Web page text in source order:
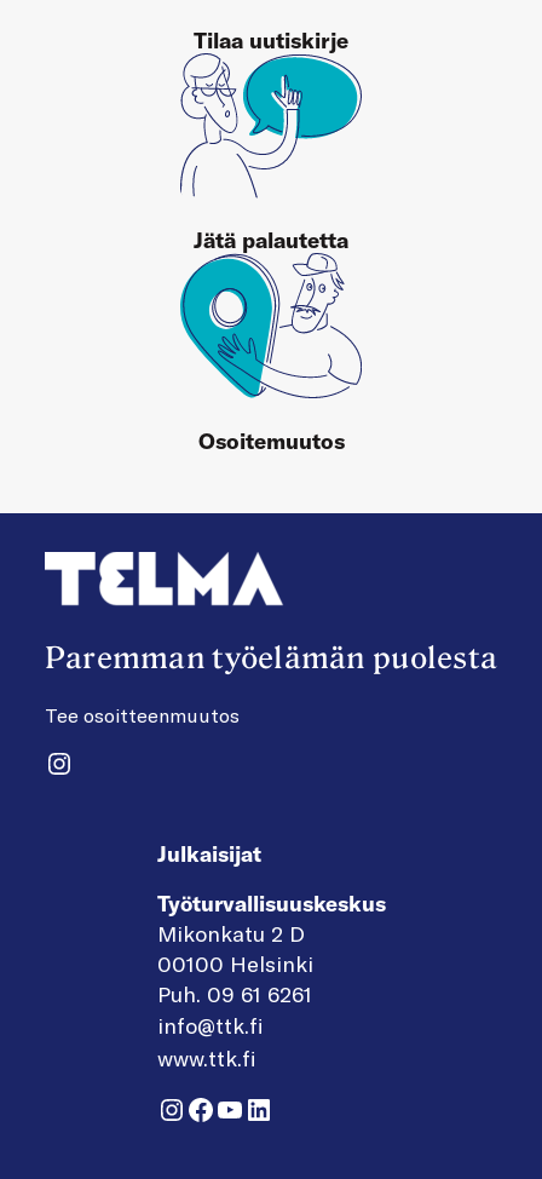
Tilaa uutiskirje
Jätä palautetta
Osoitemuutos
Paremman työelämän puolesta
Tee osoitteenmuutos
Instagram
Julkaisijat
Työturvallisuuskeskus
Mikonkatu 2 D
00100 Helsinki
Puh. 09 61 6261
info@ttk.fi
www.ttk.fi
Instagram
Facebook
YouTube
LinkedIn